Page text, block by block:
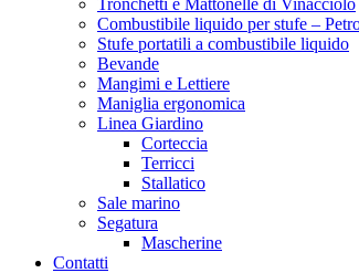
Combustibile liquido per stufe –
Stufe portatili a combustibile liquido
Bevande
Mangimi e Lettiere
Maniglia ergonomica
Linea Giardino
Corteccia
Terricci
Stallatico
Sale marino
Segatura
Mascherine
Contatti